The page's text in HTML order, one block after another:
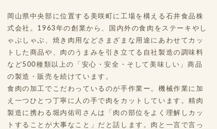
岡山県中央部に位置する美咲町に工場を構える石井食品株
式会社。1963年の創業から、国内外の食肉をステーキやし
ゃぶしゃぶ、焼き肉用などさまざまな用途にあわせてカッ
トした商品や、肉のうまみを引き立てる自社製造の調味料
など500種類以上の「安心・安全・そして美味しい」商品
の製造・販売を続けています。
食肉の加工でこだわっているのが手作業ー。機械作業に加
え一つひとつ丁寧に人の手で肉をカットしています。精肉
製造に携わる堀内佑司さんは「肉の部位をよく理解しカッ
トすることが大事なこと」だと話します。肉と一言で言っ